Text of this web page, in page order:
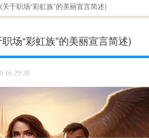
于职场“彩虹族”的美丽宣言简述)
场“彩虹族”的美丽宣言简述)
16:29:38